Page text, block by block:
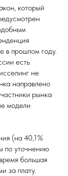
который
в прошлом году.
есть
не
направлено
рынка
модели
(на 40,1%
по уточнению
большая
за плату.